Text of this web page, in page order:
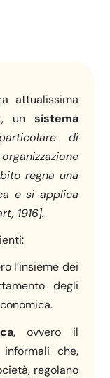
attualissima
un sistema
di
regna una
e si applica
1916].
l’insieme dei
degli
, ovvero il
che,
regolano